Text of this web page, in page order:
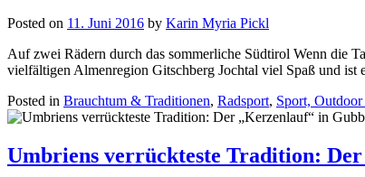
Posted on 11. Juni 2016 by Karin Myria Pickl
Auf zwei Rädern durch das sommerliche Südtirol Wenn die
vielfältigen Almenregion Gitschberg Jochtal viel Spaß und
Posted in Brauchtum & Traditionen, Radsport, Sport,
Umbriens verrückteste Tradition: